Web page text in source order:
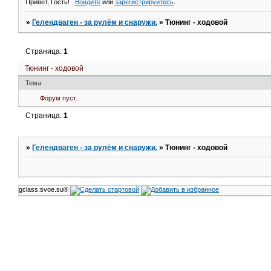
Привет, Гость! Войдитеили зарегистрируйтесь.
»Гелендваген - за рулём и снаружи. »Тюнинг - ходовой
Тюнинг - ходовой
Страница:1
Тема
Форум пуст.
Страница:1
»Гелендваген - за рулём и снаружи. »Тюнинг - ходовой
gclass.svoe.su®